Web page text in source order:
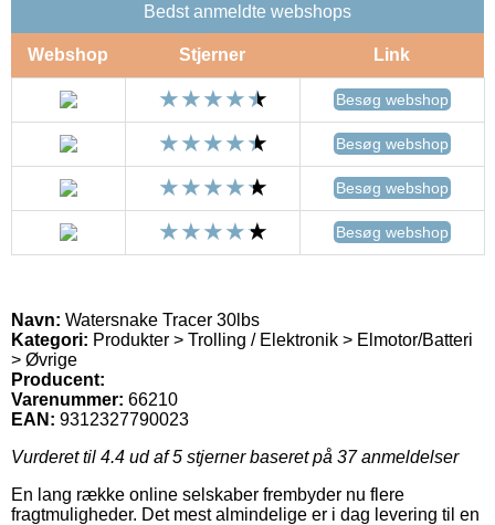
Bedst anmeldte webshops
Webshop Stjerner Link
Besøg webshop
Besøg webshop
Besøg webshop
Besøg webshop
Navn: Watersnake Tracer 30lbs
Kategori: Produkter > Trolling / Elektronik > Elmotor/Batteri
> Øvrige
Producent:
Varenummer: 66210
EAN: 9312327790023
Vurderet til 4.4 ud af 5 stjerner baseret på 37anmeldelser
En lang række online selskaber frembyder nu flere
fragtmuligheder. Det mest almindelige er i dag levering til en